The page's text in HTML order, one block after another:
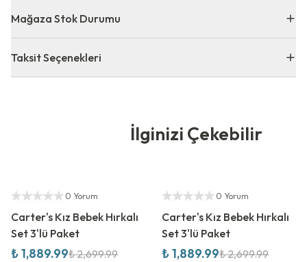
Mağaza Stok Durumu
Taksit Seçenekleri
İlginizi Çekebilir
Yetkili Satıcı
0 Yorum
Carter's Kız Bebek Hırkalı
Set 3'lü Paket
₺ 1,889.99₺ 2,699.99
Yetkili Satıcı
0 Yorum
Carter's Kız Bebek Hırkalı
Set 3'lü Paket
₺ 1,889.99₺ 2,699.99